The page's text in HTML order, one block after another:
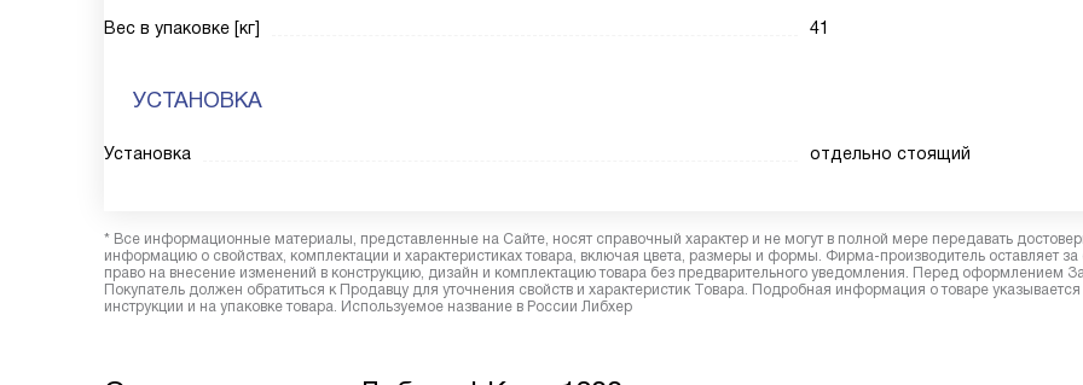
Вес в упаковке [кг]
41
УСТАНОВКА
Установка отдельно стоящий
* Все информационные материалы, представленные на Сайте, носят справочный характер и не могут в полной мере передавать
информацию о свойствах, комплектации и характеристиках товара, включая цвета, размеры и формы. Фирма-производитель оставляет за
право на внесение изменений в конструкцию, дизайн и комплектацию товара без предварительного уведомления. Перед оформлением
Покупатель должен обратиться к Продавцу для уточнения свойств и характеристик Товара. Подробная информация о товаре указывается
инструкции и на упаковке товара. Используемое название в России Либхер